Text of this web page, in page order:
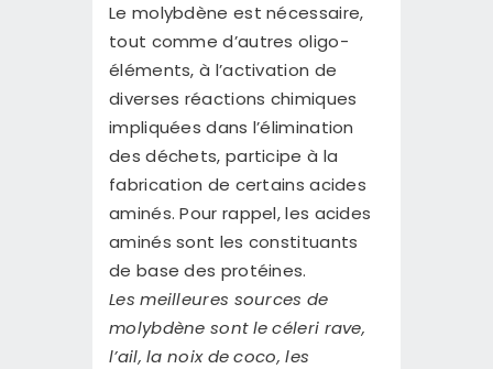
Le molybdène est nécessaire,
tout comme d’autres oligo-
éléments, à l’activation de
diverses réactions chimiques
impliquées dans l’élimination
des déchets, participe à la
fabrication de certains acides
aminés. Pour rappel, les acides
aminés sont les constituants
de base des protéines.
Les meilleures sources de
molybdène sont le céleri rave,
l’ail, la noix de coco, les